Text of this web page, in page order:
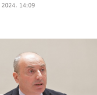
2024, 14:09